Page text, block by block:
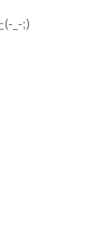
(-_-;)